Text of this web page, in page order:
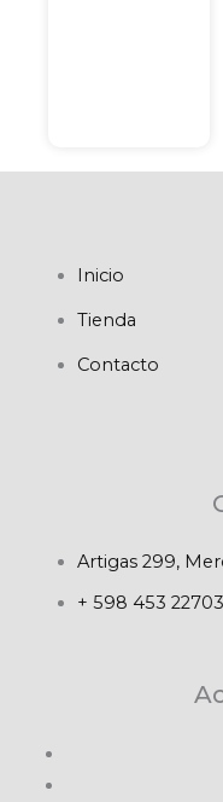
Inicio
Tienda
Contacto
Artigas 299,
+ 598 453 22703